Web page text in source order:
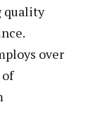
quality
over